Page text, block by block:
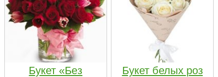
Букет «Без
Букет белых роз